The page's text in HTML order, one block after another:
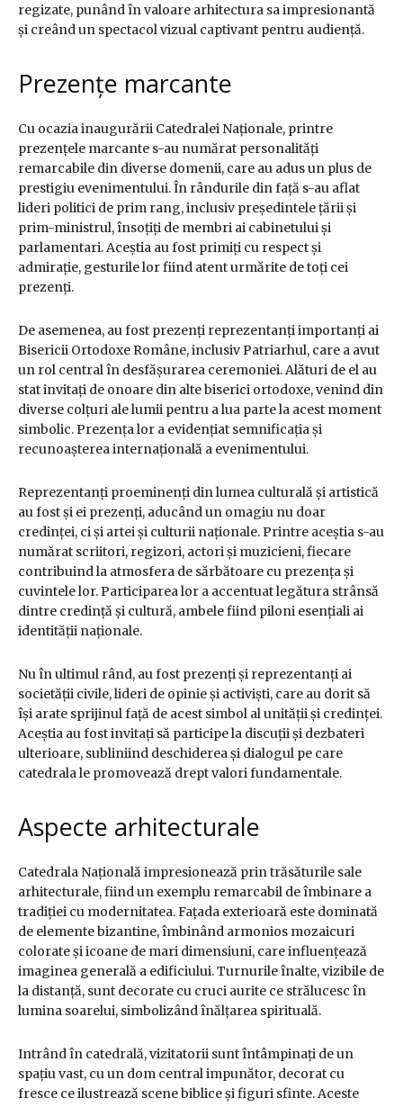
regizate, punând în valoare arhitectura sa impresionantă
și creând un spectacol vizual captivant pentru audiență.
Prezențe marcante
Cu ocazia inaugurării Catedralei Naționale, printre
prezențele marcante s-au numărat personalități
remarcabile din diverse domenii, care au adus un plus de
prestigiu evenimentului. În rândurile din față s-au aflat
lideri politici de prim rang, inclusiv președintele țării și
prim-ministrul, însoțiți de membri ai cabinetului și
parlamentari. Aceștia au fost primiți cu respect și
admirație, gesturile lor fiind atent urmărite de toți cei
prezenți.
De asemenea, au fost prezenți reprezentanți importanți ai
Bisericii Ortodoxe Române, inclusiv Patriarhul, care a avut
un rol central în desfășurarea ceremoniei. Alături de el au
stat invitați de onoare din alte biserici ortodoxe, venind din
diverse colțuri ale lumii pentru a lua parte la acest moment
simbolic. Prezența lor a evidențiat semnificația și
recunoașterea internațională a evenimentului.
Reprezentanți proeminenți din lumea culturală și artistică
au fost și ei prezenți, aducând un omagiu nu doar
credinței, ci și artei și culturii naționale. Printre aceștia s-au
numărat scriitori, regizori, actori și muzicieni, fiecare
contribuind la atmosfera de sărbătoare cu prezența și
cuvintele lor. Participarea lor a accentuat legătura strânsă
dintre credință și cultură, ambele fiind piloni esențiali ai
identității naționale.
Nu în ultimul rând, au fost prezenți și reprezentanți ai
societății civile, lideri de opinie și activiști, care au dorit să
își arate sprijinul față de acest simbol al unității și credinței.
Aceștia au fost invitați să participe la discuții și dezbateri
ulterioare, subliniind deschiderea și dialogul pe care
catedrala le promovează drept valori fundamentale.
Aspecte arhitecturale
Catedrala Națională impresionează prin trăsăturile sale
arhitecturale, fiind un exemplu remarcabil de îmbinare a
tradiției cu modernitatea. Fațada exterioară este dominată
de elemente bizantine, îmbinând armonios mozaicuri
colorate și icoane de mari dimensiuni, care influențează
imaginea generală a edificiului. Turnurile înalte, vizibile de
la distanță, sunt decorate cu cruci aurite ce strălucesc în
lumina soarelui, simbolizând înălțarea spirituală.
Intrând în catedrală, vizitatorii sunt întâmpinați de un
spațiu vast, cu un dom central impunător, decorat cu
fresce ce ilustrează scene biblice și figuri sfinte. Aceste